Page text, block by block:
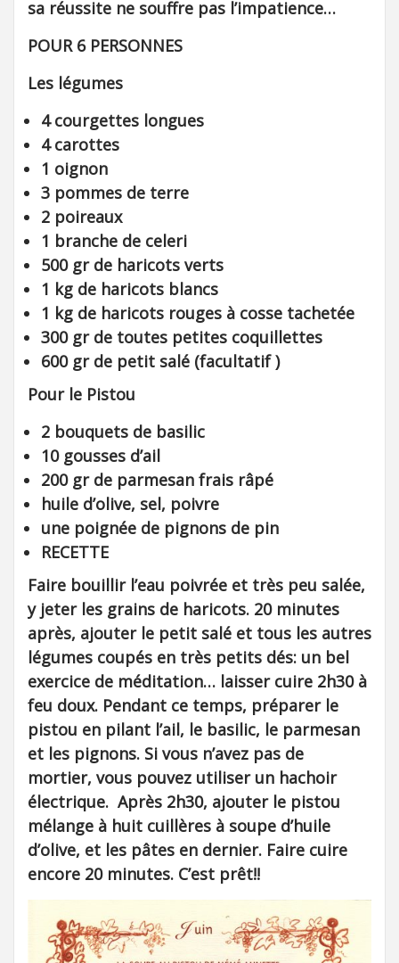
sa réussite ne souffre pas l’impatience…
POUR 6 PERSONNES
Les légumes
4 courgettes longues
4 carottes
1 oignon
3 pommes de terre
2 poireaux
1 branche de celeri
500 gr de haricots verts
1 kg de haricots blancs
1 kg de haricots rouges à cosse tachetée
300 gr de toutes petites coquillettes
600 gr de petit salé (facultatif )
Pour le Pistou
2 bouquets de basilic
10 gousses d’ail
200 gr de parmesan frais râpé
huile d’olive, sel, poivre
une poignée de pignons de pin
RECETTE
Faire bouillir l’eau poivrée et très peu salée,
y jeter les grains de haricots. 20 minutes
après, ajouter le petit salé et tous les autres
légumes coupés en très petits dés: un bel
exercice de méditation… laisser cuire 2h30 à
feu doux. Pendant ce temps, préparer le
pistou en pilant l’ail, le basilic, le parmesan
et les pignons. Si vous n’avez pas de
mortier, vous pouvez utiliser un hachoir
électrique. Après 2h30, ajouter le pistou
mélange à huit cuillères à soupe d’huile
d’olive, et les pâtes en dernier. Faire cuire
encore 20 minutes. C’est prêt!!